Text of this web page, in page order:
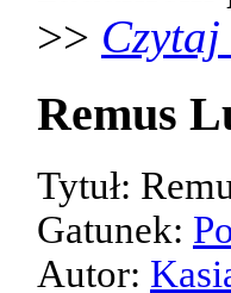
>> Czytaj
Remus
Tytuł:
Gatunek:
Autor: